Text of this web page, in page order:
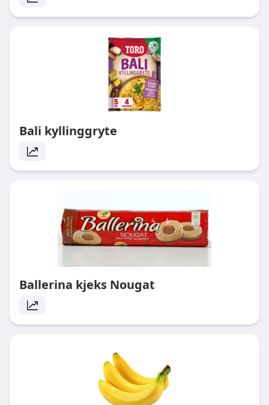
Bali kyllinggryte
Ballerina kjeks Nougat